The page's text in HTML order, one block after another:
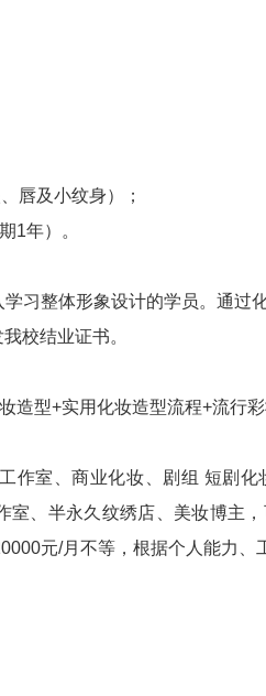
唇及小纹身）；
1年）。
习整体形象设计的学员。通过
校结业证书。
造型+实用化妆造型流程+流行
作室、商业化妆、剧组 短剧
、半永久纹绣店、美妆博主
元/月不等，根据个人能力、